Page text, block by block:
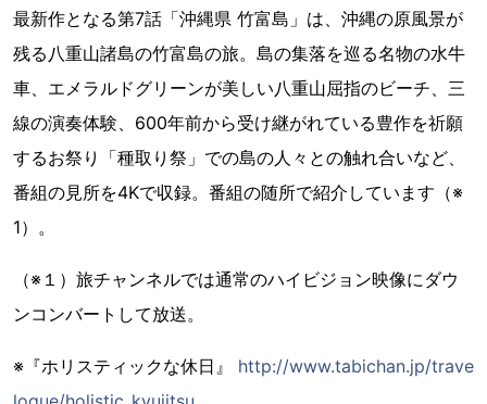
最新作となる第7話「沖縄県 竹富島」は、沖縄の原風景が
残る八重山諸島の竹富島の旅。島の集落を巡る名物の水牛
車、エメラルドグリーンが美しい八重山屈指のビーチ、三
線の演奏体験、600年前から受け継がれている豊作を祈願
するお祭り「種取り祭」での島の人々との触れ合いなど、
番組の見所を4Kで収録。番組の随所で紹介しています（※
1）。
（※１）旅チャンネルでは通常のハイビジョン映像にダウ
ンコンバートして放送。
※『ホリスティックな休日』 http://www.tabichan.jp/trave